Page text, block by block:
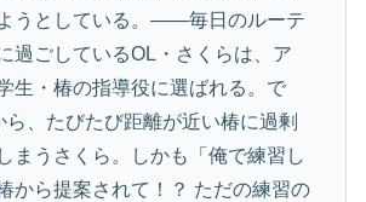
うとしている。――毎日のルーテ
過ごしているOL・さくらは、ア
生・椿の指導役に選ばれる。で
ら、たびたび距離が近い椿に過剰
まうさくら。しかも「俺で練習し
から提案されて！？ ただの練習の